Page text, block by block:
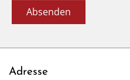
Adresse